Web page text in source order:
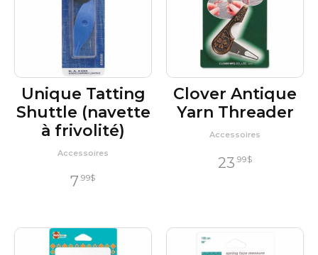
Unique Tatting
Shuttle (navette
à frivolité)
Accessoires
7 .99$
Clover Antique
Yarn Threader
Accessoires
23 .99$